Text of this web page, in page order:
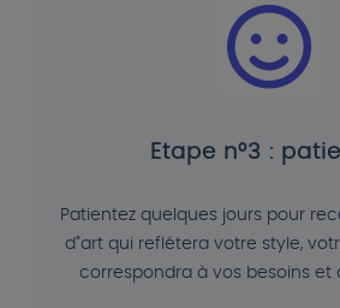
Etape n°3 :
Patientez quelques jours pour
d"art qui reflétera votre style,
correspondra à vos besoins et